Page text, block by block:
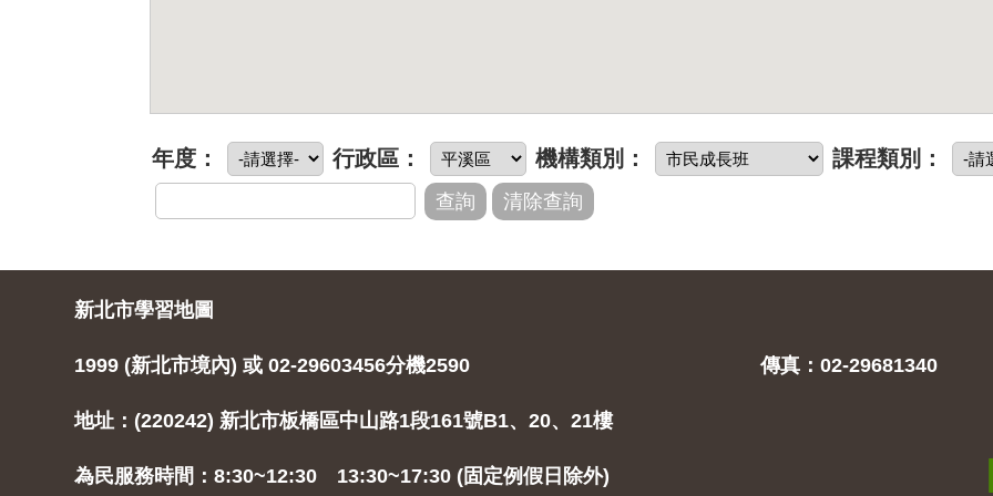
年度： 行政區： 機構類別： 課程類別：
新北市學習地圖
1999 (新北市境內) 或 02-29603456分機2590 傳真：02-29681340
地址：(220242) 新北市板橋區中山路1段161號B1、20、21樓
為民服務時間：8:30~12:30 13:30~17:30 (固定例假日除外)